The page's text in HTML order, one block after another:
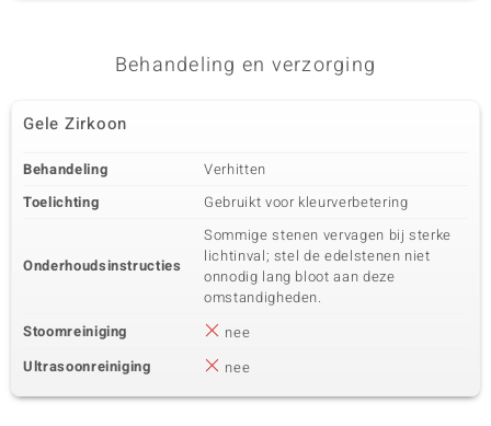
Behandeling en verzorging
Gele Zirkoon
Behandeling
Verhitten
Toelichting
Gebruikt voor kleurverbetering
Onderhoudsinstructies
Sommige stenen vervagen bij sterke
lichtinval; stel de edelstenen niet
onnodig lang bloot aan deze
omstandigheden.
Stoomreiniging
nee
Ultrasoonreiniging
nee